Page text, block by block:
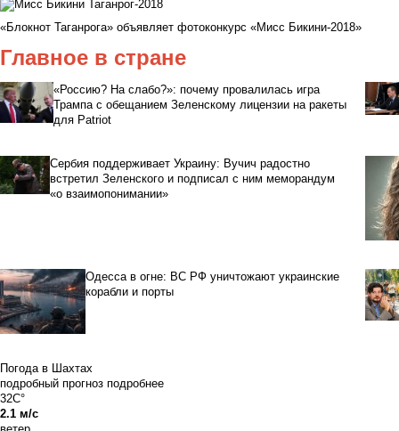
«Блокнот Таганрога» объявляет фотоконкурс «Мисс Бикини-2018»
Главное в стране
«Россию? На слабо?»: почему провалилась игра
Трампа с обещанием Зеленскому лицензии на ракеты
для Patriot
Сербия поддерживает Украину: Вучич радостно
встретил Зеленского и подписал с ним меморандум
«о взаимопонимании»
Одесса в огне: ВС РФ уничтожают украинские
корабли и порты
Погода в Шахтах
подробный прогноз подробнее
32C°
2.1 м/с